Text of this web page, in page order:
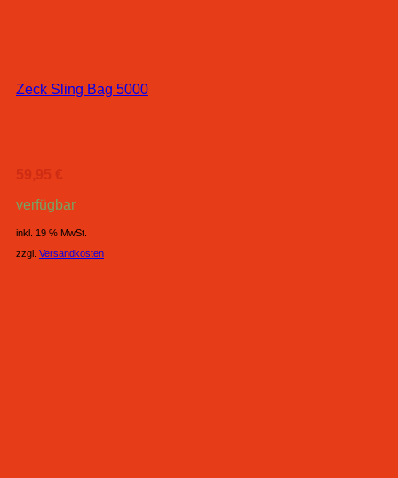
Zeck Sling Bag 5000
59,95 €
verfügbar
inkl. 19 % MwSt.
zzgl. Versandkosten